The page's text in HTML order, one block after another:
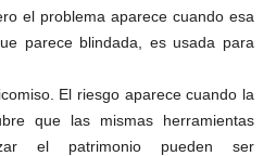
el problema aparece cuando esa
parece blindada, es usada para
El riesgo aparece cuando la
que las mismas herramientas
el patrimonio pueden ser